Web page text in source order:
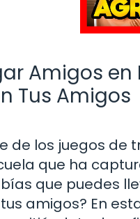
Amigos en
Tus Amigos
de los juegos de
que ha
que puedes
amigos? En